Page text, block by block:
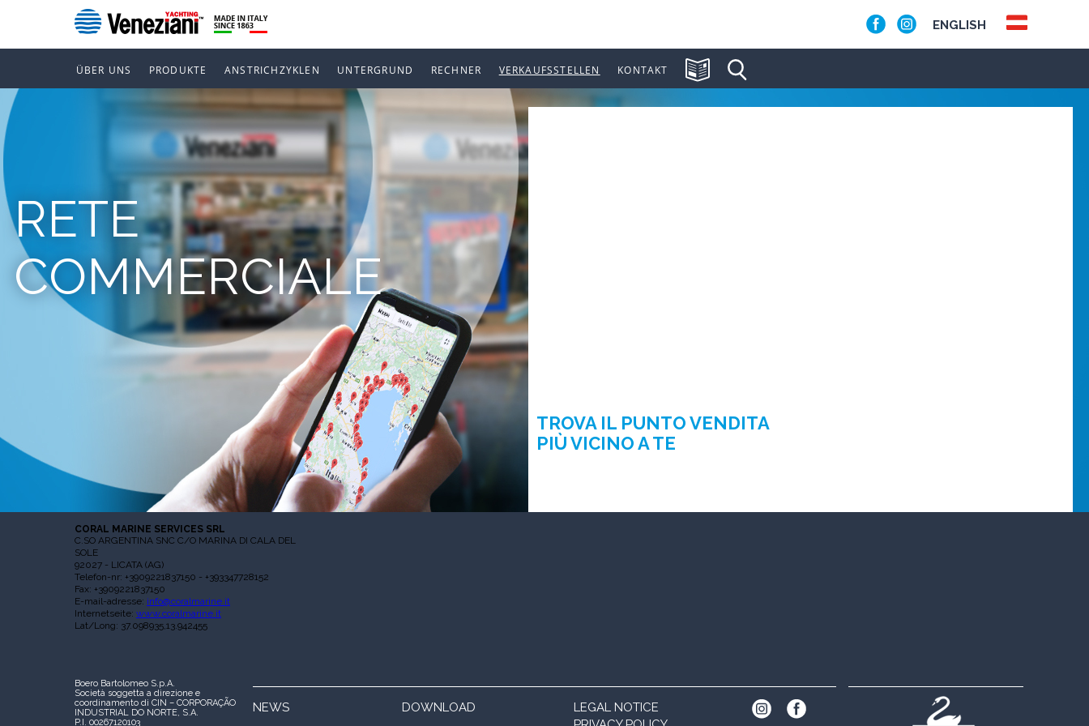
ENGLISH
ÜBER UNS PRODUKTE ANSTRICHZYKLEN UNTERGRUND RECHNER VERKAUFSSTELLEN KONTAKT
RETE
COMMERCIALE
TROVA IL PUNTO VENDITA
PIÙ VICINO A TE
CORAL MARINE SERVICES SRL
C.SO ARGENTINA SNC C/O MARINA DI CALA DEL
SOLE
92027 - LICATA (AG)
Telefon-nr: +3909221837150 - +393347728152
Fax: +3909221837150
E-mail-adresse: info@coralmarine.it
Internetseite: www.coralmarine.it
Lat/Long: 37.098935,13.942455
Boero Bartolomeo S.p.A.
Società soggetta a direzione e
coordinamento di CIN – CORPORAÇÃO
INDUSTRIAL DO NORTE, S.A.
P.I. 00267120103
NEWS DOWNLOAD
LEGAL NOTICE